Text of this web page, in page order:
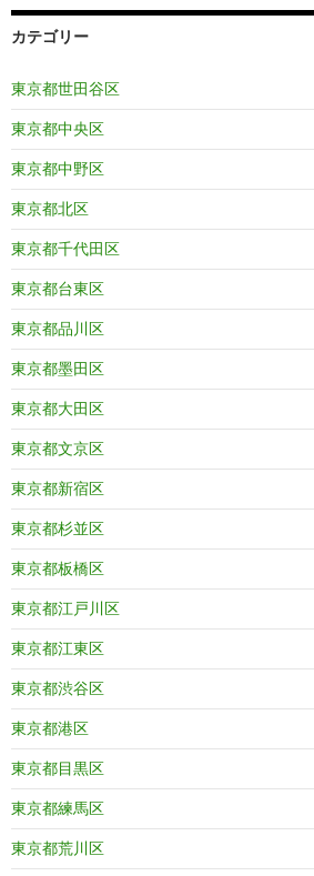
カテゴリー
東京都世田谷区
東京都中央区
東京都中野区
東京都北区
東京都千代田区
東京都台東区
東京都品川区
東京都墨田区
東京都大田区
東京都文京区
東京都新宿区
東京都杉並区
東京都板橋区
東京都江戸川区
東京都江東区
東京都渋谷区
東京都港区
東京都目黒区
東京都練馬区
東京都荒川区